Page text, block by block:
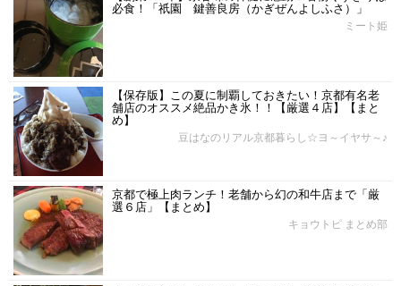
必食！「祇園 鍵善良房（かぎぜんよしふさ）」
ミート姫
【保存版】この夏に制覇しておきたい！京都有名老
舗店のオススメ絶品かき氷！！【厳選４店】【まと
め】
豆はなのリアル京都暮らし☆ヨ～イヤサ～♪
京都で極上肉ランチ！老舗から幻の和牛店まで「厳
選６店」【まとめ】
キョウトピ まとめ部